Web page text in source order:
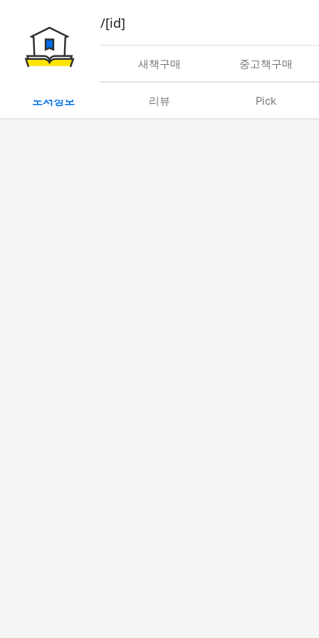
book/rent/[id]
대여 새책구매 중고책구매
도서정보 리뷰 Pick